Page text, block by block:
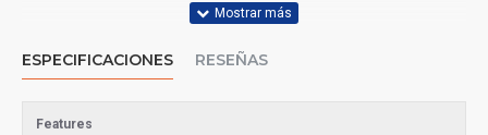
ESPECIFICACIONES RESEÑAS
Features